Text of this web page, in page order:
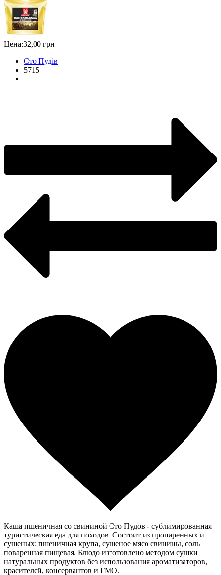
Цена:32,00 грн
Сто Пудів
5715
Каша пшеничная со свининой Сто Пудов - сублимированная
туристическая еда для походов. Состоит из пропаренных и
сушеных: пшеничная крупа, сушеное мясо свинины, соль
поваренная пищевая. Блюдо изготовлено методом сушки
натуральных продуктов без использования ароматизаторов,
красителей, консервантов и ГМО.